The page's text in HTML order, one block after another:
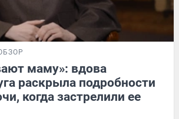
маму»: вдова
раскрыла подробности
когда застрелили ее